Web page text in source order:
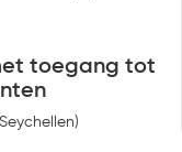
toegang tot